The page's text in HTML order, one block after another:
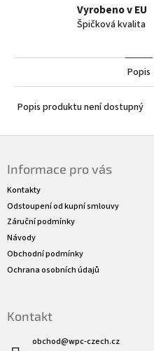
Vyrobeno v EU
Špičková kvalita
Popis
Popis produktu není dostupný
Informace pro vás
Kontakty
Odstoupení od kupní smlouvy
Záruční podmínky
Návody
Obchodní podmínky
Ochrana osobních údajů
Kontakt
obchod@wpc-czech.cz